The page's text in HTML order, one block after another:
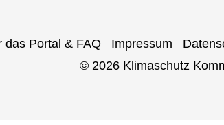
das Portal & FAQ Impressum
© 2026 Klimaschutz